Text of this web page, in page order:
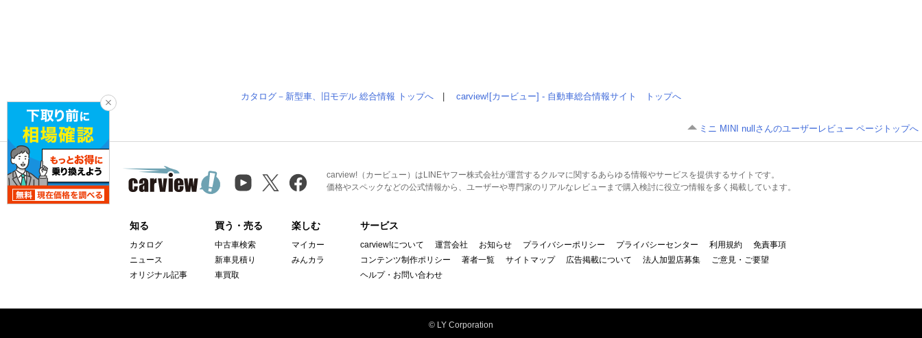
カタログ－新型車、旧モデル 総合情報 トップへ carview![カービュー] - 自動車総合情報サイト トップへ
ミニ MINI nullさんのユーザーレビュー ページトップへ
carview!（カービュー）はLINEヤフー株式会社が運営するクルマに関するあらゆる情報やサービスを提供するサイトです。
価格やスペックなどの公式情報から、ユーザーや専門家のリアルなレビューまで購入検討に役立つ情報を多く掲載しています。
知る
カタログ
ニュース
オリジナル記事
買う・売る
中古車検索
新車見積り
車買取
楽しむ
マイカー
みんカラ
サービス
carview!について 運営会社 お知らせ プライバシーポリシー プライバシーセンター 利用規約
免責事項
コンテンツ制作ポリシー
著者一覧 サイトマップ 広告掲載について 法人加盟店募集
ご意見・ご要望
ヘルプ・お問い合わせ
© LY Corporation